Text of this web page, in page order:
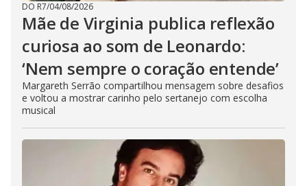
DO R7/04/08/2026
Mãe de Virginia publica reflexão
curiosa ao som de Leonardo:
‘Nem sempre o coração entende’
Margareth Serrão compartilhou mensagem sobre desafios
e voltou a mostrar carinho pelo sertanejo com escolha
musical